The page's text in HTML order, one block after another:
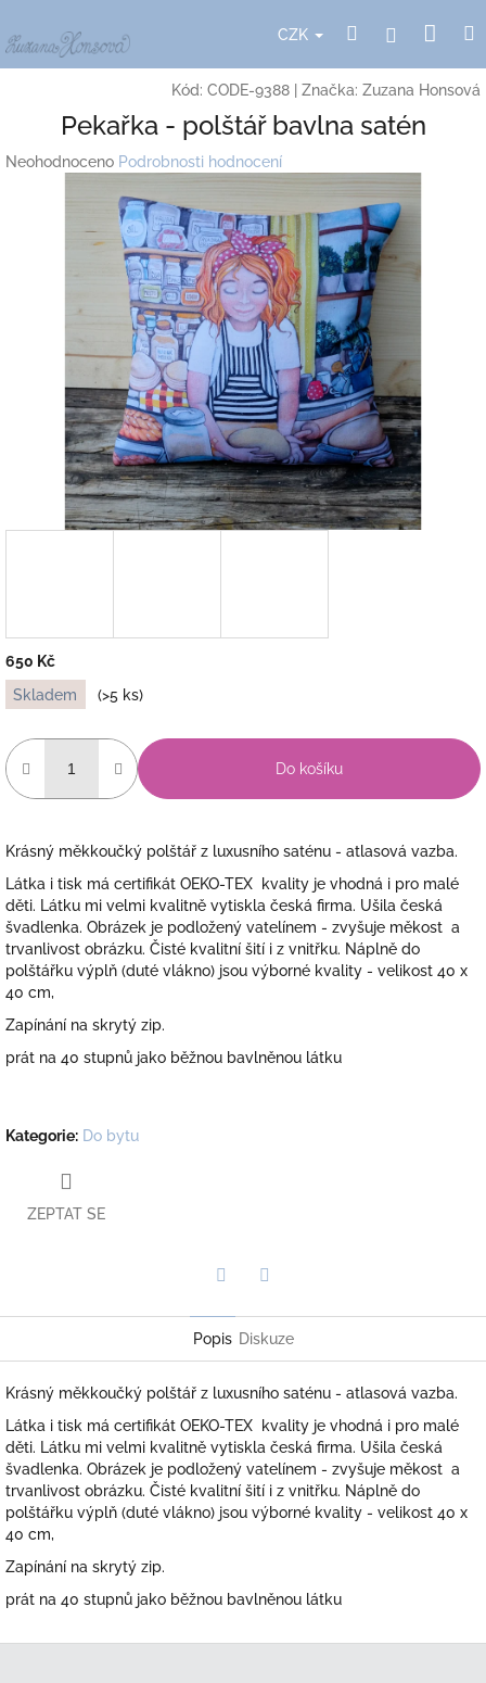
na
obsah
CZK HledatPřihlášení
Kód: CODE-9388 Značka: Zuzana Honsová
Pekařka - polštář bavlna satén
Průměrné
hvězdiček.
Neohodnoceno Podrobnosti hodnocení
650 Kč
Měrná
cena:
Skladem (>5 ks)
Do košíku
Krásný měkkoučký polštář z luxusního saténu - atlasová vazba.
Látka i tisk má certifikát OEKO-TEX kvality je vhodná i pro malé
děti. Látku mi velmi kvalitně vytiskla česká firma. Ušila česká
švadlenka. Obrázek je podložený vatelínem - zvyšuje měkost a
trvanlivost obrázku. Čisté kvalitní šití i z vnitřku. Náplně do
polštářku výplň (duté vlákno) jsou výborné kvality - velikost 40 x
40 cm,
Zapínání na skrytý zip.
prát na 40 stupnů jako běžnou bavlněnou látku
Kategorie: Do bytu
ZEPTAT SE
Popis Diskuze
Krásný měkkoučký polštář z luxusního saténu - atlasová vazba.
Látka i tisk má certifikát OEKO-TEX kvality je vhodná i pro malé
děti. Látku mi velmi kvalitně vytiskla česká firma. Ušila česká
švadlenka. Obrázek je podložený vatelínem - zvyšuje měkost a
trvanlivost obrázku. Čisté kvalitní šití i z vnitřku. Náplně do
polštářku výplň (duté vlákno) jsou výborné kvality - velikost 40 x
40 cm,
Zapínání na skrytý zip.
prát na 40 stupnů jako běžnou bavlněnou látku